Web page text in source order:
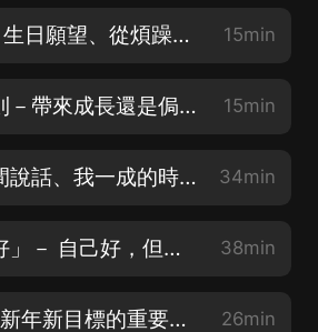
近況閒聊 #29: 生日願望、從煩躁到平靜 15min
為自己定的規則－帶來成長還是侷限? | 賽克與瑟西 15min
個案八成的時間說話、我一成的時間說話、最後一成的時間我們一起沉默 | 心理師的養成紀錄 EP9 34min
「自我感覺良好」－ 自己好，但別人不以為然? | 賽克與瑟西 38min
享受過程: 達成新年新目標的重要關鍵 | 賽克與瑟西 26min